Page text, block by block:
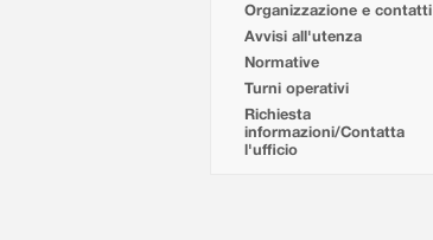
Organizzazione e contatti
Avvisi all'utenza
Normative
Turni operativi
Richiesta
informazioni/Contatta
l'ufficio